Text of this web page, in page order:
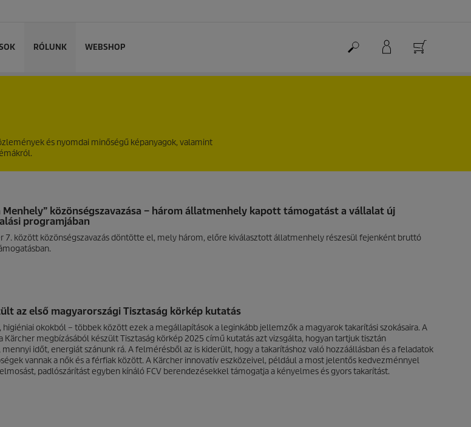
RÓLUNK WEBSHOP
és nyomdai minőségű képanyagok, valamint
Menhely” közönségszavazása – három állatmenhely kapott támogatást a vállalat új
programjában
7. között közönségszavazás döntötte el, mely három, előre kiválasztott állatmenhely részesül fejenként bruttó
az első magyarországi Tisztaság körkép kutatás
okokból – többek között ezek a megállapítások a leginkább jellemzők a magyarok takarítási szokásaira. A
megbízásából készült Tisztaság körkép 2025 című kutatás azt vizsgálta, hogyan tartjuk tisztán
időt, energiát szánunk rá. A felmérésből az is kiderült, hogy a takarításhoz való hozzáállásban és a feladatok
vannak a nők és a férfiak között. A Kärcher innovatív eszközeivel, például a most jelentős kedvezménnyel
padlószárítást egyben kínáló FCV berendezésekkel támogatja a kényelmes és gyors takarítást.